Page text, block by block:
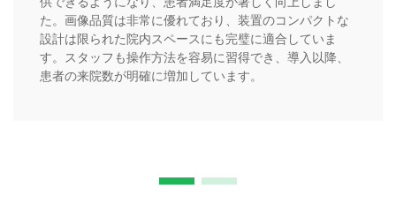
た。画像品質は非常に優れており、装置のコンパクトな
設計は限られた院内スペースにも完璧に適合していま
す。スタッフも操作方法を容易に習得でき、導入以降、
患者の来院数が明確に増加しています。